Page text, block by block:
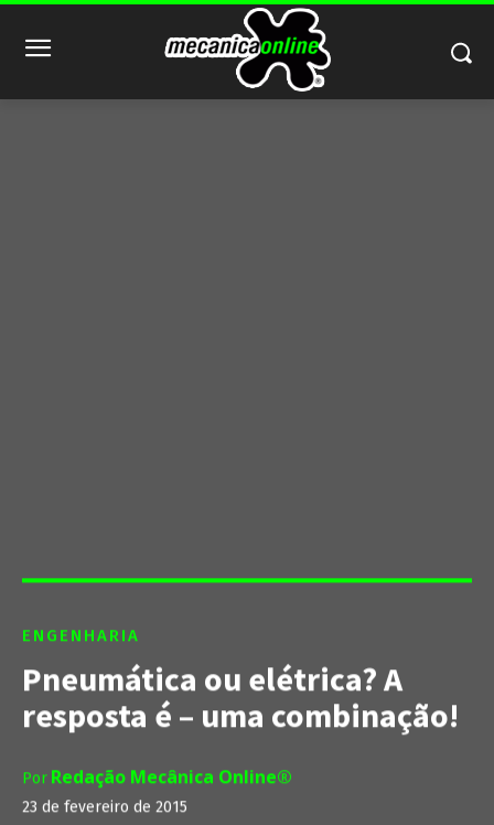
ENGENHARIA
Pneumática ou elétrica? A
resposta é – uma combinação!
Por Redação Mecânica Online®
23 de fevereiro de 2015